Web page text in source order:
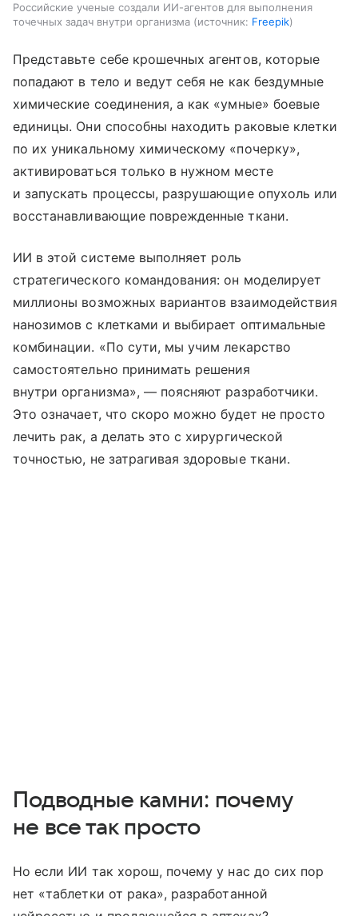
Российские ученые создали ИИ-агентов для выполнения
точечных задач внутри организма
источник: Freepik
Представьте себе крошечных агентов, которые
попадают в тело и ведут себя не как бездумные
химические соединения, а как «умные» боевые
единицы. Они способны находить раковые клетки
по их уникальному химическому «почерку»,
активироваться только в нужном месте
и запускать процессы, разрушающие опухоль или
восстанавливающие поврежденные ткани.
ИИ в этой системе выполняет роль
стратегического командования: он моделирует
миллионы возможных вариантов взаимодействия
нанозимов с клетками и выбирает оптимальные
комбинации. «По сути, мы учим лекарство
самостоятельно принимать решения
внутри организма», — поясняют разработчики.
Это означает, что скоро можно будет не просто
лечить рак, а делать это с хирургической
точностью, не затрагивая здоровые ткани.
Подводные камни: почему
не все так просто
Но если ИИ так хорош, почему у нас до сих пор
нет «таблетки от рака», разработанной